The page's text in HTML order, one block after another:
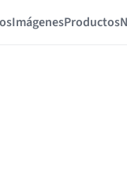
ImágenesProductos